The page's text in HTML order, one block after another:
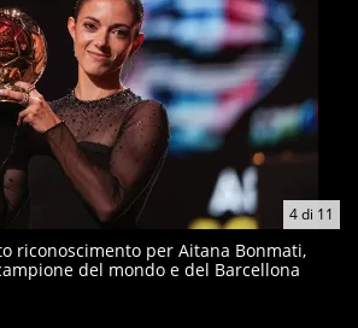
4di 11
riconoscimento per Aitana Bonmati,
del mondo e del Barcellona